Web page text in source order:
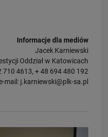
Informacje dla mediów
Jacek Karniewski
Oddział w Katowicach
710 4613, + 48 694 480 192
mail: j.karniewski@plk-sa.pl